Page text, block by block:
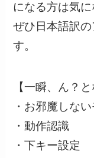
になる方は気に
ぜひ日本語訳
す。
【一瞬、ん？
・お邪魔しな
・動作認識
・下キー設定